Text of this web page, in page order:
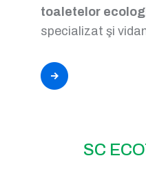
toaletelor
specializat şi
SC